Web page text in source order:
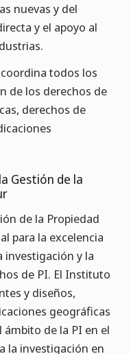
nuevas y del
y el apoyo al
todos los
de los derechos de
derechos de
Gestión de la
de la Propiedad
para la excelencia
investigación y la
de PI. El Instituto
y diseños,
geográficas
de la PI en el
la investigación en